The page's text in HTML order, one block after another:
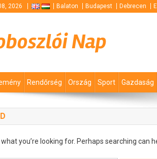
2026 Balaton Budapest Debrecen
Nap
Rendőrség Ország Sport Gazdaság
you’re looking for. Perhaps searching can